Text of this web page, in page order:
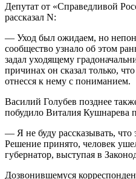
Депутат от «Справедливой
рассказал N:
— Уход был ожидаем, но
сообщество узнало об этом
задал уходящему
причинах он сказал только,
отнесся к нему с пониманием.
Василий Голубев позднее
побудило Виталия Кушнарева
— Я не буду рассказывать, что
Решение принято, человек
губернатор, выступая в
Дозвонившемуся